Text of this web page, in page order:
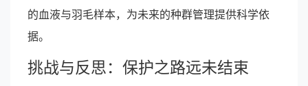
的血液与羽毛样本，为未来的种群管理提供科学依
据。
挑战与反思：保护之路远未结束